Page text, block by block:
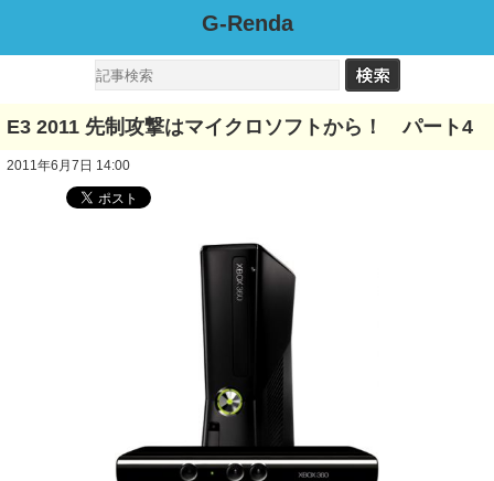
G-Renda
E3 2011 先制攻撃はマイクロソフトから！ パート4
2011年6月7日 14:00